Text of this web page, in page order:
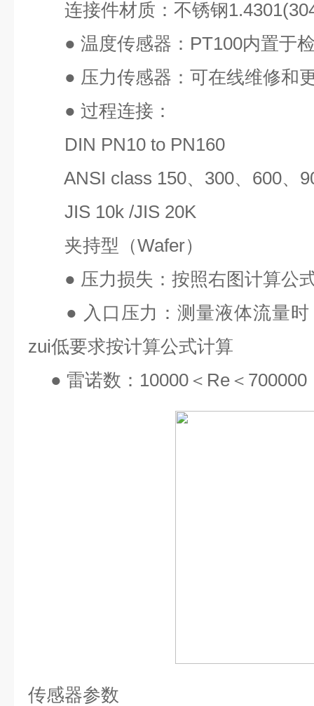
连接件材质：不锈钢
● 温度传感器： PT100内置于
● 压力传感器：可在线维修和
● 过程连接：
DIN PN10 to PN160
ANSI class 150、 300、 600、
JIS 10k /JIS 20K
夹持型（Wafer）
● 压力损失：按照右图计算公
● 入口压力：测量液体流量
zui低要求按计算公式计算
● 雷诺数： 10000 ＜ Re ＜ 700000
传感器参数